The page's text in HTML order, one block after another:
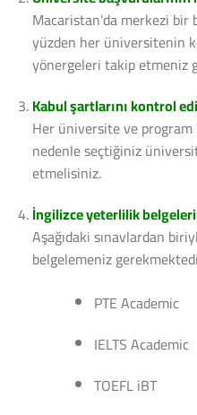
Macaristan’da merkezi
yüzden her üniversitenin
yönergeleri takip etmeniz
Kabul şartlarını kontrol
Her üniversite ve
nedenle seçtiğiniz
etmelisiniz.
İngilizce yeterlilik
Aşağıdaki sınavlardan
belgelemeniz
PTE Academic
IELTS Academic
TOEFL iBT